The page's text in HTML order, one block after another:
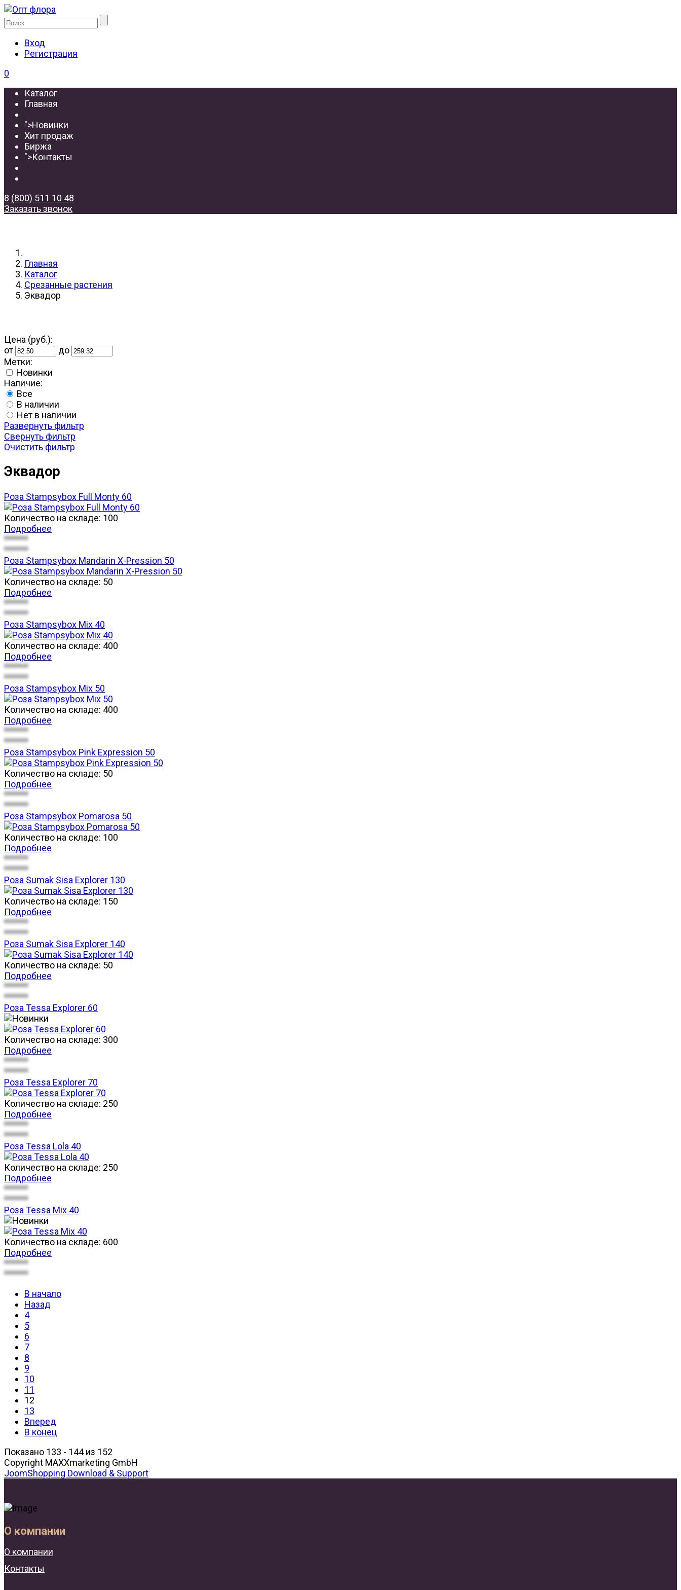
Вход
Регистрация
0
Каталог
Главная
">Новинки
Хит продаж
Биржа
">Контакты
8 (800) 511 10 48
Заказать звонок
Главная
Каталог
Срезанные растения
Эквадор
Цена (руб.):
от
до
Метки:
Новинки
Наличие:
Все
В наличии
Нет в наличии
Развернуть фильтр
Свернуть фильтр
Очистить фильтр
Эквадор
Роза Stampsybox Full Monty 60
Количество на складе: 100
Подробнее
******
******
Роза Stampsybox Mandarin X-Pression 50
Количество на складе: 50
Подробнее
******
******
Роза Stampsybox Mix 40
Количество на складе: 400
Подробнее
******
******
Роза Stampsybox Mix 50
Количество на складе: 400
Подробнее
******
******
Роза Stampsybox Pink Expression 50
Количество на складе: 50
Подробнее
******
******
Роза Stampsybox Pomarosa 50
Количество на складе: 100
Подробнее
******
******
Роза Sumak Sisa Explorer 130
Количество на складе: 150
Подробнее
******
******
Роза Sumak Sisa Explorer 140
Количество на складе: 50
Подробнее
******
******
Роза Tessa Explorer 60
Количество на складе: 300
Подробнее
******
******
Роза Tessa Explorer 70
Количество на складе: 250
Подробнее
******
******
Роза Tessa Lola 40
Количество на складе: 250
Подробнее
******
******
Роза Tessa Mix 40
Количество на складе: 600
Подробнее
******
******
В начало
Назад
4
5
6
7
8
9
10
11
12
13
Вперед
В конец
Показано 133 - 144 из 152
Copyright MAXXmarketing GmbH
JoomShopping Download & Support
О компании
О компании
Контакты